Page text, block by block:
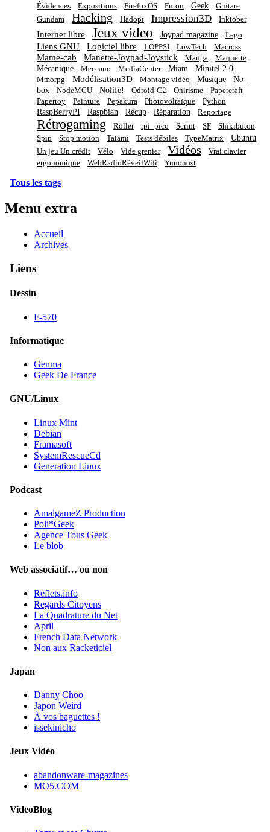
Évidences Expositions FirefoxOS Futon Geek
Guitare
Gundam
Hacking Hadopi Impression3D Inktober
Internet libre Jeux video Joypad magazine Lego
Liens GNU Logiciel libre LOPPSI LowTech Macross
Mame-cab Manette-Joypad-Joystick Manga Maquette
Mécanique Meccano MediaCenter Miam Minitel 2.0
Mmorpg Modélisation3D Montage vidéo Musique
No-
box
NodeMCU Nolife! Odroid-C2 Onirisme
Papercraft
Papertoy
Peinture Pepakura Photovoltaïque Python
RaspBerryPI Raspbian Récup Réparation Reportage
Rétrogaming Roller rpi_pico Script SF
Shikibuton
Spip
Stop motion Tatami Tests débiles TypeMatrix Ubuntu
Un jeu Un crédit Vélo Vide grenier Vidéos
Vrai clavier
ergonomique
WebRadioRéveilWifi Yunohost
Tous les tags
Menu extra
Accueil
Archives
Liens
Dessin
F-570
Informatique
Genma
Geek De France
GNU/Linux
Linux Mint
Debian
Framasoft
SystemRescueCd
Generation Linux
Podcast
AmalgameZ Production
Poli*Geek
Agence Tous Geek
Le blob
Web associatif… ou non
Reflets.info
Regards Citoyens
La Quadrature du Net
April
French Data Network
Non aux Racketiciel
Japan
Danny Choo
Japon Weird
À vos baguettes !
issekinicho
Jeux Vidéo
abandonware-magazines
MO5.COM
VideoBlog